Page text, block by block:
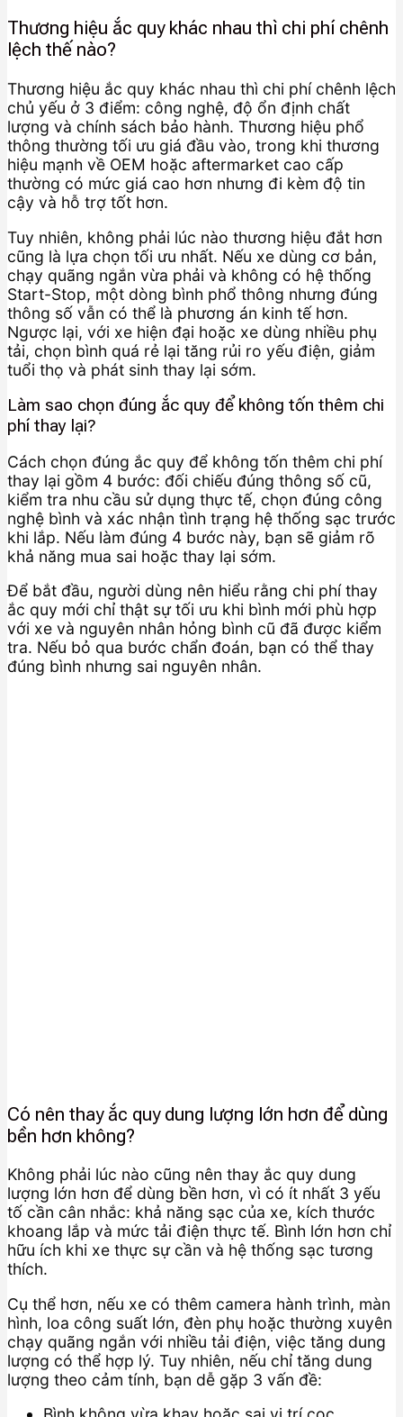
Thương hiệu ắc quy khác nhau thì chi phí chênh
lệch thế nào?
Thương hiệu ắc quy khác nhau thì chi phí chênh lệch
chủ yếu ở 3 điểm: công nghệ, độ ổn định chất
lượng và chính sách bảo hành. Thương hiệu phổ
thông thường tối ưu giá đầu vào, trong khi thương
hiệu mạnh về OEM hoặc aftermarket cao cấp
thường có mức giá cao hơn nhưng đi kèm độ tin
cậy và hỗ trợ tốt hơn.
Tuy nhiên, không phải lúc nào thương hiệu đắt hơn
cũng là lựa chọn tối ưu nhất. Nếu xe dùng cơ bản,
chạy quãng ngắn vừa phải và không có hệ thống
Start-Stop, một dòng bình phổ thông nhưng đúng
thông số vẫn có thể là phương án kinh tế hơn.
Ngược lại, với xe hiện đại hoặc xe dùng nhiều phụ
tải, chọn bình quá rẻ lại tăng rủi ro yếu điện, giảm
tuổi thọ và phát sinh thay lại sớm.
Làm sao chọn đúng ắc quy để không tốn thêm chi
phí thay lại?
Cách chọn đúng ắc quy để không tốn thêm chi phí
thay lại gồm 4 bước: đối chiếu đúng thông số cũ,
kiểm tra nhu cầu sử dụng thực tế, chọn đúng công
nghệ bình và xác nhận tình trạng hệ thống sạc trước
khi lắp. Nếu làm đúng 4 bước này, bạn sẽ giảm rõ
khả năng mua sai hoặc thay lại sớm.
Để bắt đầu, người dùng nên hiểu rằng chi phí thay
ắc quy mới chỉ thật sự tối ưu khi bình mới phù hợp
với xe và nguyên nhân hỏng bình cũ đã được kiểm
tra. Nếu bỏ qua bước chẩn đoán, bạn có thể thay
đúng bình nhưng sai nguyên nhân.
Có nên thay ắc quy dung lượng lớn hơn để dùng
bền hơn không?
Không phải lúc nào cũng nên thay ắc quy dung
lượng lớn hơn để dùng bền hơn, vì có ít nhất 3 yếu
tố cần cân nhắc: khả năng sạc của xe, kích thước
khoang lắp và mức tải điện thực tế. Bình lớn hơn chỉ
hữu ích khi xe thực sự cần và hệ thống sạc tương
thích.
Cụ thể hơn, nếu xe có thêm camera hành trình, màn
hình, loa công suất lớn, đèn phụ hoặc thường xuyên
chạy quãng ngắn với nhiều tải điện, việc tăng dung
lượng có thể hợp lý. Tuy nhiên, nếu chỉ tăng dung
lượng theo cảm tính, bạn dễ gặp 3 vấn đề: